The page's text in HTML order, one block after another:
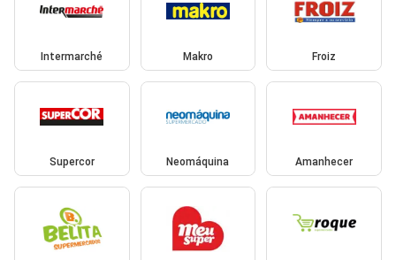
Intermarché Makro Froiz
Supercor Neomáquina Amanhecer